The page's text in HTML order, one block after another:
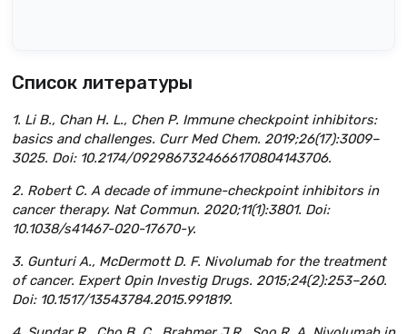
Список литературы
1. Li B., Chan H. L., Chen P. Immune checkpoint inhibitors:
basics and challenges. Curr Med Chem. 2019;26(17):3009–
3025. Doi: 10.2174/0929867324666170804143706.
2. Robert C. A decade of immune-checkpoint inhibitors in
cancer therapy. Nat Commun. 2020;11(1):3801. Doi:
10.1038/s41467-020-17670-y.
3. Gunturi A., McDermott D. F. Nivolumab for the treatment
of cancer. Expert Opin Investig Drugs. 2015;24(2):253–260.
Doi: 10.1517/13543784.2015.991819.